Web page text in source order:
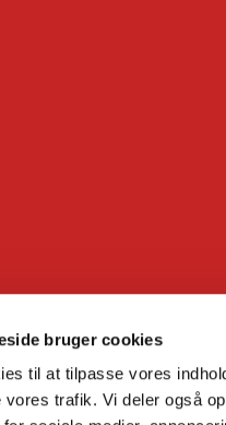
bruger cookies
til at tilpasse vores
vores trafik. Vi deler også